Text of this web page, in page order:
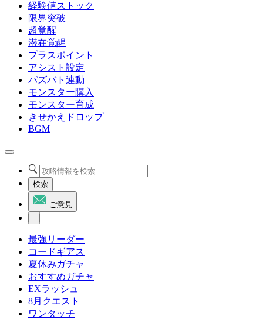
経験値ストック
限界突破
超覚醒
潜在覚醒
プラスポイント
アシスト設定
パズバト連動
モンスター購入
モンスター育成
きせかえドロップ
BGM
検索
ご意見
最強リーダー
コードギアス
夏休みガチャ
おすすめガチャ
EXラッシュ
8月クエスト
ワンタッチ